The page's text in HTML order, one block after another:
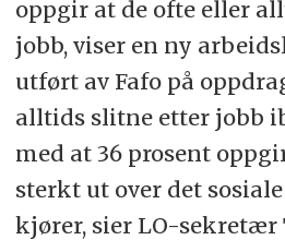
oppgir at de ofte eller
jobb, viser en ny
utført av Fafo på
alltids slitne etter jobb
med at 36 prosent
sterkt ut over det
kjører, sier LO-sekretær